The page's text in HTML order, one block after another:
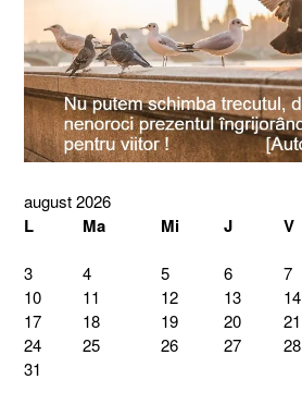
august 2026
L Ma Mi J V
3
4 5 6 7
10
11 12 13 14
17
18 19 20 21
24
25 26 27 28
31